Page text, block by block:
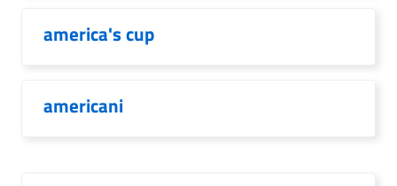
america's cup
americani